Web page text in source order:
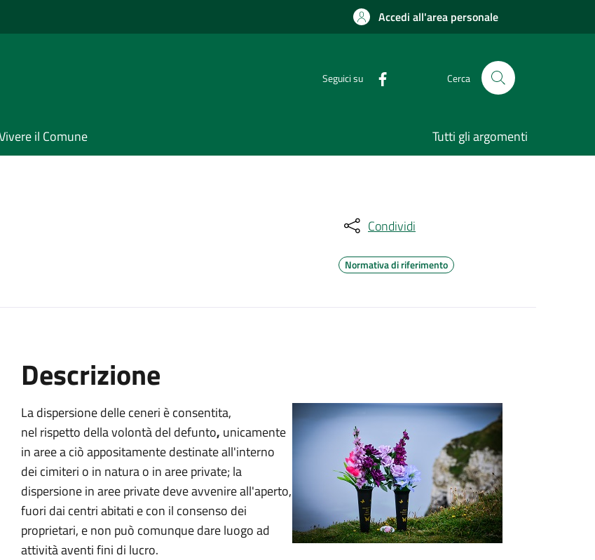
Accedi all'area personale
Seguici su Cerca
il Comune Tutti gli argomenti
Condividi
Normativa di riferimento
Descrizione
La dispersione delle ceneri è consentita,
nel rispetto della volontà del defunto, unicamente
in aree a ciò appositamente destinate all'interno
dei cimiteri o in natura o in aree private; la
dispersione in aree private deve avvenire all'aperto,
fuori dai centri abitati e con il consenso dei
proprietari, e non può comunque dare luogo ad
attività aventi fini di lucro.